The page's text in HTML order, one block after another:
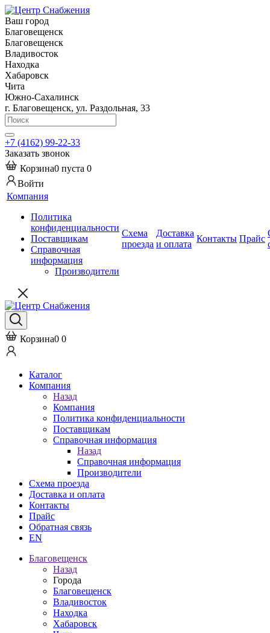
Ваш город
Благовещенск
Благовещенск
Владивосток
Находка
Хабаровск
Чита
Южно-Сахалинск
г. Благовещенск, ул. Раздольная, 33
+7 (4162) 99-22-33
Заказать звонок
Корзина0 пуста 0
Войти
Компания
Политика
конфиденциальности
Поставщикам
Справочная
информация
Производители
Схема
проезда
Доставка
и оплата
Контакты Прайс
Корзина0 0
Каталог
Компания
Назад
Компания
Политика конфиденциальности
Поставщикам
Справочная информация
Назад
Справочная информация
Производители
Схема проезда
Доставка и оплата
Контакты
Прайс
Обратная связь
EN
Благовещенск
Назад
Города
Благовещенск
Владивосток
Находка
Хабаровск